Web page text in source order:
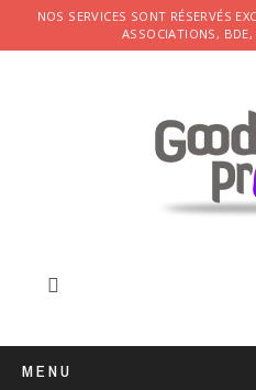
NOS SERVICES SONT RÉSERVÉS
ASSOCIATIONS,
MENU